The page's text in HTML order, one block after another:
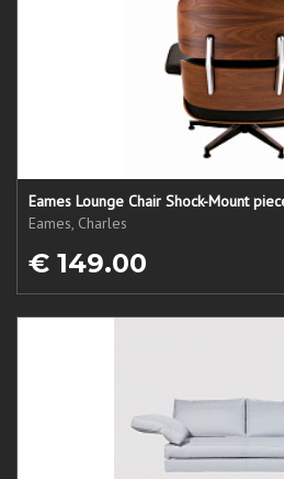
Eames Lounge Chair Shock-Mount
Eames, Charles
€ 149.00